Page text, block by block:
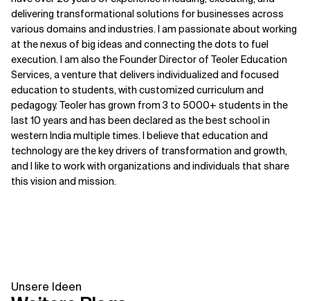
delivering transformational solutions for businesses across
various domains and industries. I am passionate about working
at the nexus of big ideas and connecting the dots to fuel
execution. I am also the Founder Director of Teoler Education
Services, a venture that delivers individualized and focused
education to students, with customized curriculum and
pedagogy. Teoler has grown from 3 to 5000+ students in the
last 10 years and has been declared as the best school in
western India multiple times. I believe that education and
technology are the key drivers of transformation and growth,
and I like to work with organizations and individuals that share
this vision and mission.
Unsere Ideen